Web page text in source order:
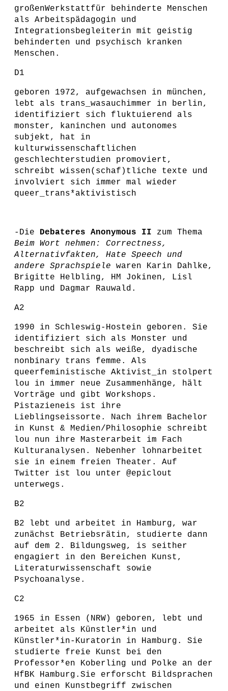
großenWerkstattfür behinderte Menschen
als Arbeitspädagogin und
Integrationsbegleiterin mit geistig
behinderten und psychisch kranken
Menschen.
D1
geboren 1972, aufgewachsen in münchen,
lebt als trans_wasauchimmer in berlin,
identifiziert sich fluktuierend als
monster, kaninchen und autonomes
subjekt, hat in
kulturwissenschaftlichen
geschlechterstudien promoviert,
schreibt wissen(schaf)tliche texte und
involviert sich immer mal wieder
queer_trans*aktivistisch
-Die Debateres Anonymous II zum Thema
Beim Wort nehmen: Correctness,
Alternativfakten, Hate Speech und
andere Sprachspiele waren Karin Dahlke,
Brigitte Helbling, HM Jokinen, Lisl
Rapp und Dagmar Rauwald.
A2
1990 in Schleswig-Hostein geboren. Sie
identifiziert sich als Monster und
beschreibt sich als weiße, dyadische
nonbinary trans femme. Als
queerfeministische Aktivist_in stolpert
lou in immer neue Zusammenhänge, hält
Vorträge und gibt Workshops.
Pistazieneis ist ihre
Lieblingseissorte. Nach ihrem Bachelor
in Kunst & Medien/Philosophie schreibt
lou nun ihre Masterarbeit im Fach
Kulturanalysen. Nebenher lohnarbeitet
sie in einem freien Theater. Auf
Twitter ist lou unter @epiclout
unterwegs.
B2
B2 lebt und arbeitet in Hamburg, war
zunächst Betriebsrätin, studierte dann
auf dem 2. Bildungsweg, is seither
engagiert in den Bereichen Kunst,
Literaturwissenschaft sowie
Psychoanalyse.
C2
1965 in Essen (NRW) geboren, lebt und
arbeitet als Künstler*in und
Künstler*in-Kuratorin in Hamburg. Sie
studierte freie Kunst bei den
Professor*en Koberling und Polke an der
HfBK Hamburg.Sie erforscht Bildsprachen
und einen Kunstbegriff zwischen